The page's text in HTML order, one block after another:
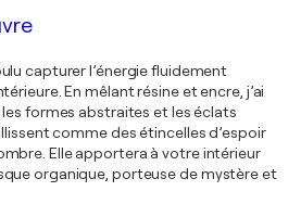
capturer l’énergie fluidement
En mêlant résine et encre, j’ai
formes abstraites et les éclats
comme des étincelles d’espoir
Elle apportera à votre intérieur
organique, porteuse de mystère et